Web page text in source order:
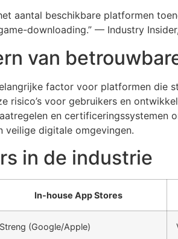
aantal beschikbare platformen
downloading.” — Industry
van
factor voor platformen die
risico’s voor gebruikers en
en certificeringssystemen
veilige digitale omgevingen.
in de industrie
In-house App Stores
Streng (Google/Apple)